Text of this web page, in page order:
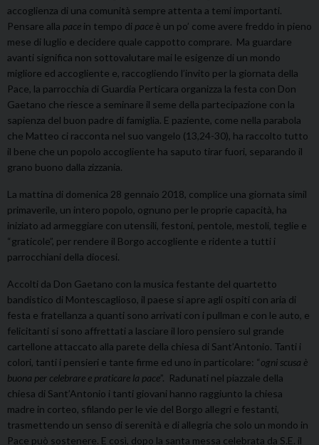
accoglienza di una comunità sempre attenta a temi importanti.
Pensare alla pace in tempo di pace è un po’ come avere freddo in pieno
mese di luglio e decidere quale cappotto comprare. Ma guardare
avanti significa non sottovalutare mai le esigenze di un mondo
migliore ed accogliente e, raccogliendo l’invito per la giornata della
Pace, la parrocchia di Guardia Perticara organizza la festa con Don
Gaetano che riesce a seminare il seme della partecipazione con la
sapienza del buon padre di famiglia. E paziente, come nella parabola
che Matteo ci racconta nel suo vangelo (13,24-30), ha raccolto tutto
il bene che un popolo accogliente ha saputo tirar fuori, separando il
grano buono dalla zizzania.
La mattina di domenica 28 gennaio 2018, complice una giornata simil
primaverile, un intero popolo, ognuno per le proprie capacità, ha
iniziato ad armeggiare con utensili, festoni, pentole, mestoli, teglie e
“graticole”, per rendere il Borgo accogliente e ridente a tutti i
parrocchiani della diocesi.
Accolti da Don Gaetano con la musica festante del quartetto
bandistico di Montescaglioso, il paese si apre agli ospiti con aria di
festa e fratellanza a quanti sono arrivati con i pullman e con le auto, e
felicitanti si sono affrettati a lasciare il loro pensiero sul grande
cartellone attaccato alla parete della chiesa di Sant’Antonio. Tanti i
colori, tanti i pensieri e tante firme ed uno in particolare: “ogni scusa è
buona per celebrare e praticare la pace”. Radunati nel piazzale della
chiesa di Sant’Antonio i tanti giovani hanno raggiunto la chiesa
madre in corteo, sfilando per le vie del Borgo allegri e festanti,
trasmettendo un senso di serenità e di allegria che solo un mondo in
Pace può sostenere. E così, dopo la santa messa celebrata da S.E. il